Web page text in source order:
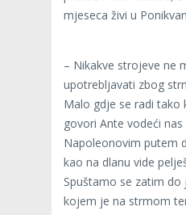
mjeseca živi u
– Nikakve strojeve ne
upotrebljavati zbog
Malo gdje se radi tako
govori Ante vodeći
Napoleonovim putem
kao na dlanu vide
Spuštamo se zatim
kojem je na strmom